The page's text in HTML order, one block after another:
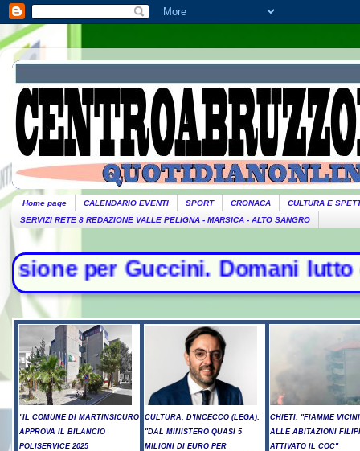
Home page CALENDARIO EVENTI SPORT CRONACA
CULTURA E
SERVIZI RETE 8 REDAZIONE VALLE PELIGNA - MARSICA - ALTO SANGRO
Domani lutto
"IL COMUNE DI MARTINSICURO
APPROVA IL BILANCIO
POLISERVICE 2025
CULTURA, D'INCECCO (LEGA):
"DAL MINISTERO QUASI 5
MILIONI DI EURO PER
CHIETI: "FIAMME
ALLE ABITAZIONI
ATTIVATO IL COC"